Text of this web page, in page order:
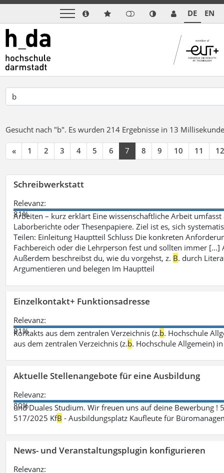
DE EN
Gesucht nach "b". Es wurden 214 Ergebnisse in 13
« 1 2 3 4 5 6 7 8 9 10 11 12
Schreibwerkstatt
Relevanz:
81%
Arbeiten – kurz erklärt Eine wissenschaftliche Arbeit
Laborberichte oder Thesenpapiere. Ziel ist es, sich
Teilen: Einleitung Hauptteil Schluss Die konkreten
Fachbereich oder die Lehrperson fest und sollten immer
Außerdem beschreibst du, wie du vorgehst, z. B. durch
Argumentieren und belegen Im Hauptteil
Einzelkontakt+ Funktionsadresse
Relevanz:
81%
Kontakts aus dem zentralen Verzeichnis (z.b. Hochschule
aus dem zentralen Verzeichnis (z.b. Hochschule Allgemein)
Aktuelle Stellenangebote für eine Ausbildung
Relevanz:
80%
und Duales Studium. Wir freuen uns auf deine Bewerbung !
517/2025 KfB - Ausbildungsplatz Kaufleute für
News- und Veranstaltungsplugin konfigurieren
Relevanz: